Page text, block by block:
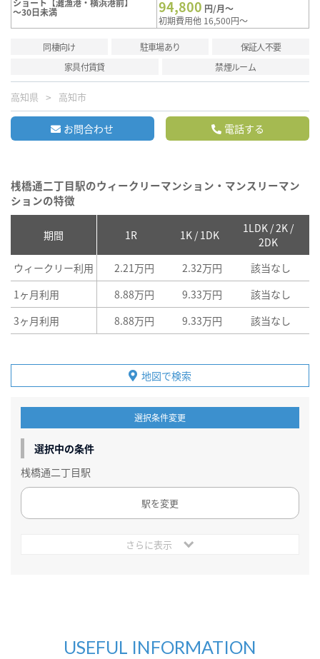
ショート【灘漁港・横浜港前】
～30日未満 94,800 円/月～
初期費用他 16,500円～
同棲向け 駐車場あり
保証人不要
家具付賃貸
禁煙ルーム
高知県 高知市
お問合わせ 電話する
桟橋通二丁目駅のウィークリーマンション・マンスリーマン
ションの特徴
期間 1R 1K / 1DK
1LDK / 2K /
2DK
ウィークリー利用 2.21万円 2.32万円 該当なし
1ヶ月利用
8.88万円 9.33万円 該当なし
3ヶ月利用
8.88万円 9.33万円 該当なし
地図で検索
選択条件変更
選択中の条件
桟橋通二丁目駅
駅を変更
さらに表示
USEFUL INFORMATION